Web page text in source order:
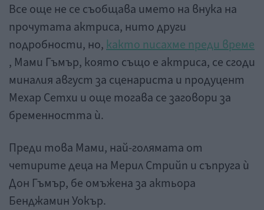
Все още не се съобщава името на внука на
прочутата актриса, нито други
подробности, но, както писахме преди време
, Мами Гъмър, която също е актриса, се сгоди
миналия август за сценариста и продуцент
Мехар Сетхи и още тогава се заговори за
бременността ѝ.
Преди това Мами, най-голямата от
четирите деца на Мерил Стрийп и съпруга ѝ
Дон Гъмър, бе омъжена за актьора
Бенджамин Уокър.